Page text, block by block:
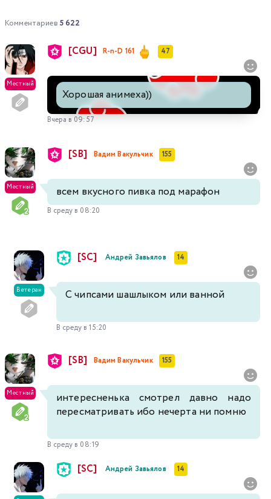
Комментариев 5 622
Местный
[CGU] R-n-D 161 47
Хорошая анимеха))
Вчера в 09:57
Местный
[SB] Вадим Вакульчик 155
всем вкусного пивка под марафон
В среду в 08:20
Ветеран
[SC] Андрей Завьялов 14
С чипсами шашлыком или ванной
В среду в 15:20
Местный
[SB] Вадим Вакульчик 155
интересненька смотрел давно надо
пересматривать ибо нечерта ни помню
В среду в 08:19
[SC] Андрей Завьялов 14